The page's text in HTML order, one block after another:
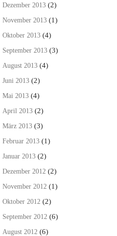
Dezember 2013 (2)
November 2013 (1)
Oktober 2013 (4)
September 2013 (3)
August 2013 (4)
Juni 2013 (2)
Mai 2013 (4)
April 2013 (2)
März 2013 (3)
Februar 2013 (1)
Januar 2013 (2)
Dezember 2012 (2)
November 2012 (1)
Oktober 2012 (2)
September 2012 (6)
August 2012 (6)